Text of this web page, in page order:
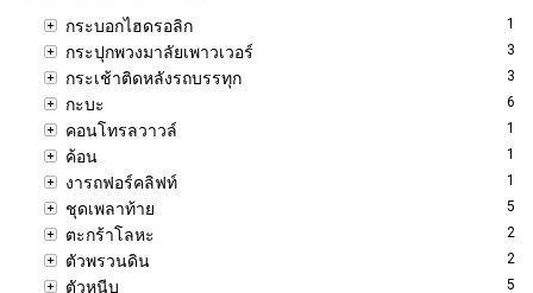
กระบอกไฮดรอลิก 1
กระปุกพวงมาลัยเพาวเวอร์ 3
กระเช้าติดหลังรถบรรทุก 3
กะบะ 6
คอนโทรลวาวล์ 1
ค้อน 1
งารถฟอร์คลิฟท์ 1
ชุดเพลาท้าย 5
ตะกร้าโลหะ 2
ตัวพรวนดิน 2
ตัวหนีบ 5